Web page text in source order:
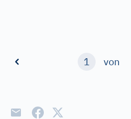
1 von